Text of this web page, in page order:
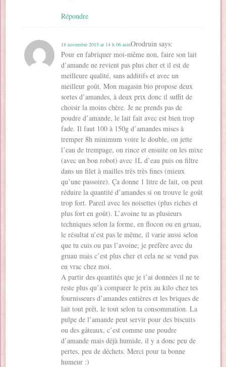
Répondre
Orodruin says:
18 novembre 2015 at 14 h 06 min
Pour en fabriquer moi-même non, faire son lait
d’amande ne revient pas plus cher et il est de
meilleure qualité, sans additifs et avec un
meilleur goût. Mon magasin bio propose deux
sortes d’amandes, à deux prix donc il suffit de
choisir la moins chère. Je ne prends pas de
poudre d’amande, le lait fait avec est bien trop
fade. Il faut 100 à 150g d’amandes mises à
tremper 8h minimum voire le double, on jette
l’eau de trempage, on rince et ensuite on les mixe
(avec un bon robot) avec 1L d’eau puis on filtre
dans un filet à mailles très très fines (mieux
qu’une passoire). Ça donne 1 litre de lait, on peut
réduire la quantité d’amandes si on trouve le goût
trop fort. Pareil avec les noisettes (plus riches et
plus fort en goût). L’avoine tu as plusieurs
techniques selon la forme, en flocon ou en gruau,
le résultat n’est pas le même, il varie aussi selon
que tu cuis ou pas l’avoine; je préfère avec du
gruau mais c’est plus cher et cela ne se vend pas
en vrac chez moi.
A partir des quantités que je t’ai données il ne te
reste plus qu’à comparer le prix au kilo chez tes
fournisseurs d’amandes entières et les briques de
lait tout prêt, le tout selon ta consommation. La
pulpe de l’amande peut servir pour des biscuits
ou des gâteaux, c’est comme une poudre
d’amande mais déjà humide, il y a donc peu de
pertes, peu de déchets. Merci pour ta bonne
humeur :)